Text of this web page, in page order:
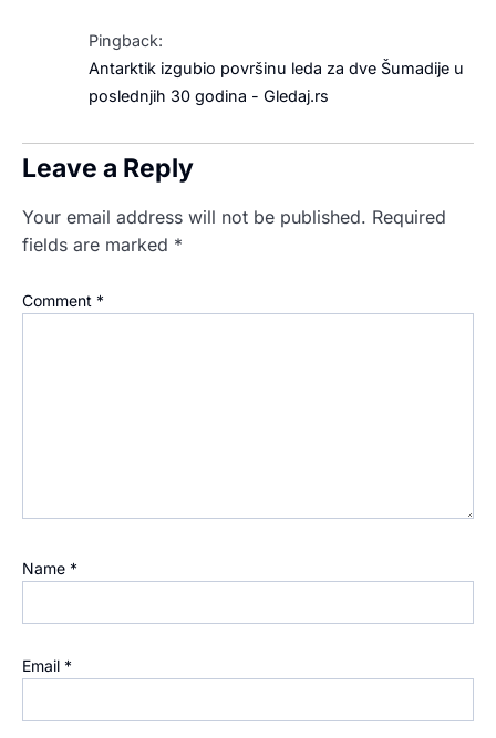
Pingback:
Antarktik izgubio površinu leda za dve Šumadije u
poslednjih 30 godina - Gledaj.rs
Leave a Reply
Your email address will not be published. Required
fields are marked *
Comment *
Name *
Email *